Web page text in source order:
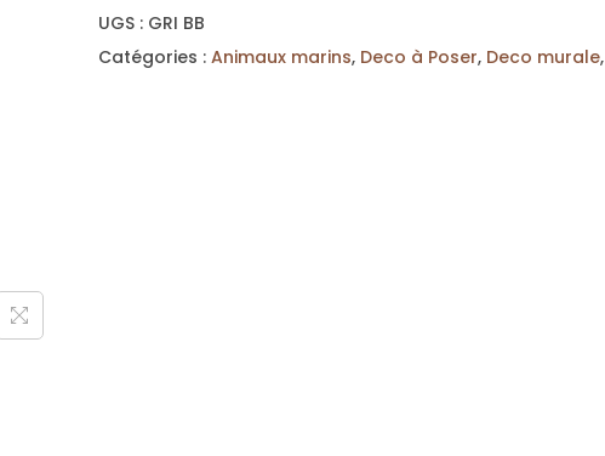
UGS : GRI BB
Catégories : Animaux marins, Deco à Poser, Deco murale,